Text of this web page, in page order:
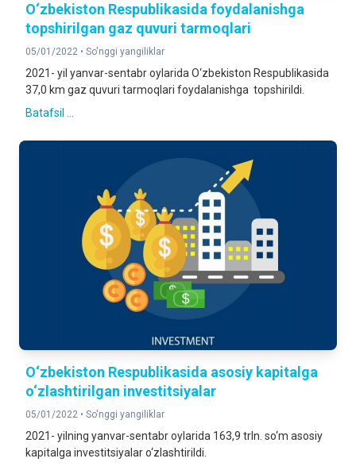
O‘zbekiston Respublikasida foydalanishga
topshirilgan gaz quvuri tarmoqlari
05/01/2022 • So'nggi yangiliklar
2021- yil yanvar-sentabr oylarida O‘zbekiston Respublikasida
37,0 km gaz quvuri tarmoqlari foydalanishga topshirildi.
Batafsil ...
O‘zbekiston Respublikasida asosiy kapitalga
o‘zlashtirilgan investitsiyalar
05/01/2022 • So'nggi yangiliklar
2021- yilning yanvar-sentabr oylarida 163,9 trln. so‘m asosiy
kapitalga investitsiyalar o‘zlashtirildi.